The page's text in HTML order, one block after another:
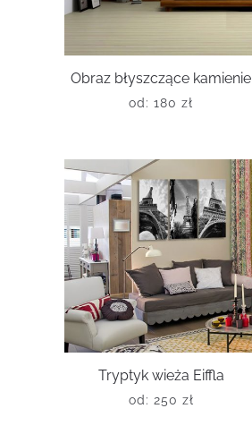
Obraz błyszczące kamienie
od: 180 zł
Tryptyk wieża Eiffla
od: 250 zł